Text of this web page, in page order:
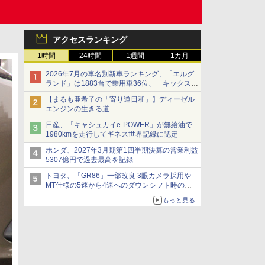
アクセスランキング
1時間 24時間 1週間 1カ月
2026年7月の車名別新車ランキング、「エルグ
ランド」は1883台で乗用車36位、「キックス」
は2591台で27位に
【まるも亜希子の「寄り道日和」】ディーゼル
エンジンの生きる道
日産、「キャシュカイe-POWER」が無給油で
1980kmを走行してギネス世界記録に認定
ホンダ、2027年3月期第1四半期決算の営業利益
5307億円で過去最高を記録
トヨタ、「GR86」一部改良 3眼カメラ採用や
MT仕様の5速から4速へのダウンシフト時の操
もっと見る